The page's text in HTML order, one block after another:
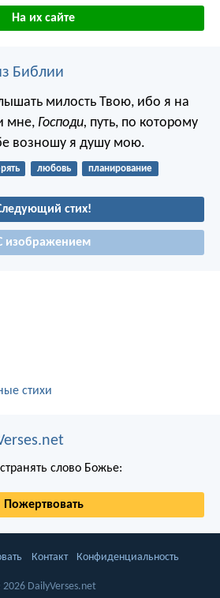
На их сайте
Библии
милость Твою, ибо я на
мне, Господи, путь, по которому
возношу я душу мою.
любовь планирование
стих!
изображением
стихи
слово Божье:
Пожертвовать
Контакт Конфиденциальность
DailyVerses.net